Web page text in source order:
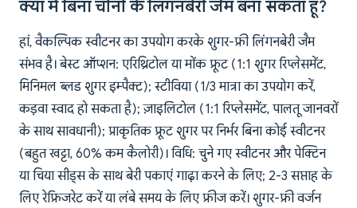
क्या मैं बिना चीनी के लिंगनबेरी जैम बना सकता हूं?
हां, वैकल्पिक स्वीटनर का उपयोग करके शुगर-फ्री लिंगनबेरी जैम
संभव है। बेस्ट ऑप्शन: एरिथ्रिटोल या मोंक फ्रूट (1:1 शुगर रिप्लेसमेंट,
मिनिमल ब्लड शुगर इम्पैक्ट); स्टीविया (1/3 मात्रा का उपयोग करें,
कड़वा स्वाद हो सकता है); ज़ाइलिटोल (1:1 रिप्लेसमेंट, पालतू जानवरों
के साथ सावधानी); प्राकृतिक फ्रूट शुगर पर निर्भर बिना कोई स्वीटनर
(बहुत खट्टा, 60% कम कैलोरी)। विधि: चुने गए स्वीटनर और पेक्टिन
या चिया सीड्स के साथ बेरी पकाएं गाढ़ा करने के लिए; 2-3 सप्ताह के
लिए रेफ्रिजरेट करें या लंबे समय के लिए फ्रीज करें। शुगर-फ्री वर्जन